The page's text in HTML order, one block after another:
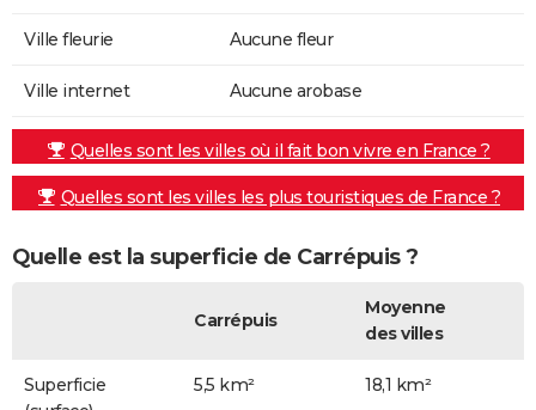
Ville fleurie Aucune fleur
Ville internet Aucune arobase
Quelles sont les villes où il fait bon vivre en France ?
Quelles sont les villes les plus touristiques de France ?
Quelle est la superficie de Carrépuis ?
Carrépuis
Moyenne
des villes
Superficie
5,5 km² 18,1 km²